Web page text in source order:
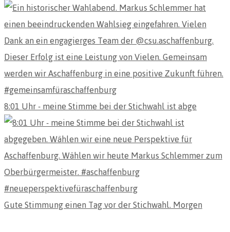
8:01 Uhr - meine Stimme bei der Stichwahl ist abge
Gute Stimmung einen Tag vor der Stichwahl. Morgen